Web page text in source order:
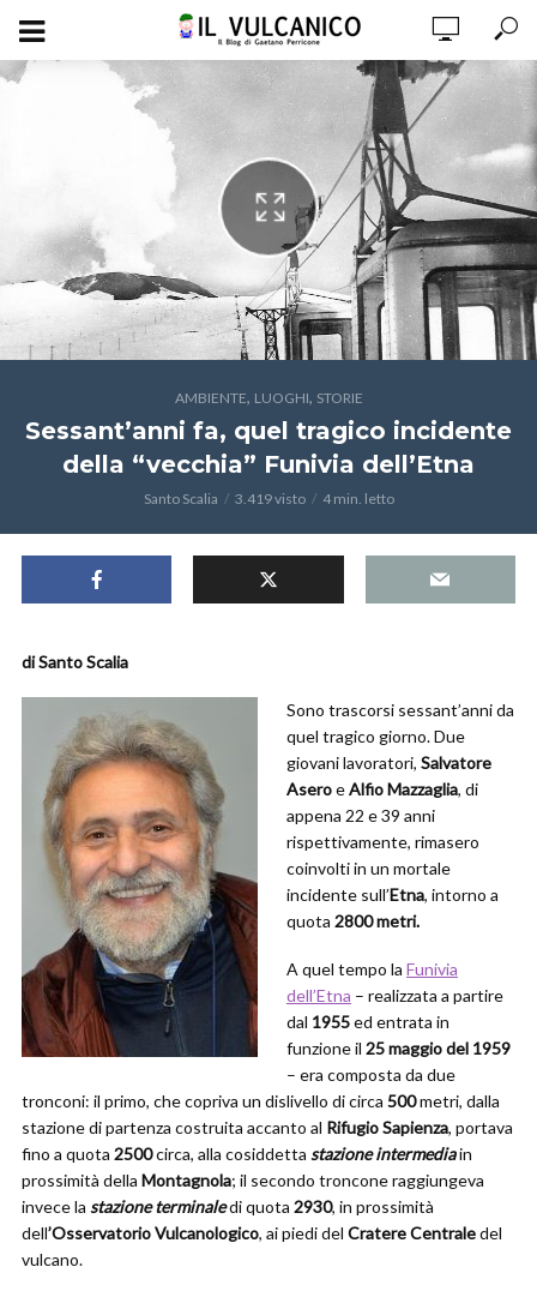
AMBIENTE, LUOGHI, STORIE
Sessant’anni fa, quel tragico incidente
della “vecchia” Funivia dell’Etna
Santo Scalia 3.419 visto 4 min. letto
di Santo Scalia
Sono trascorsi sessant’anni da
quel tragico giorno. Due
giovani lavoratori, Salvatore
AseroeAlfio Mazzaglia, di
appena 22 e 39 anni
rispettivamente, rimasero
coinvolti in un mortale
incidente sull’Etna, intorno a
quota 2800 metri.
A quel tempo la Funivia
dell’Etna – realizzata a partire
dal 1955ed entrata in
funzione il 25 maggio del 1959
– era composta da due
tronconi: il primo, che copriva un dislivello di circa 500metri, dalla
stazione di partenza costruita accanto al Rifugio Sapienza, portava
fino a quota 2500circa, alla cosiddetta stazione intermediain
prossimità della Montagnola; il secondo troncone raggiungeva
invece la stazione terminaledi quota 2930, in prossimità
dell’Osservatorio Vulcanologico, ai piedi del Cratere Centraledel
vulcano.